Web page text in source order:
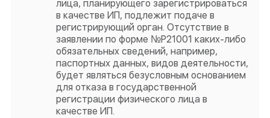
лица, планирующего зарегистрироваться
в качестве ИП, подлежит подаче в
регистрирующий орган. Отсутствие в
заявлении по форме №Р21001 каких-либо
обязательных сведений, например,
паспортных данных, видов деятельности,
будет являться безусловным основанием
для отказа в государственной
регистрации физического лица в
качестве ИП.